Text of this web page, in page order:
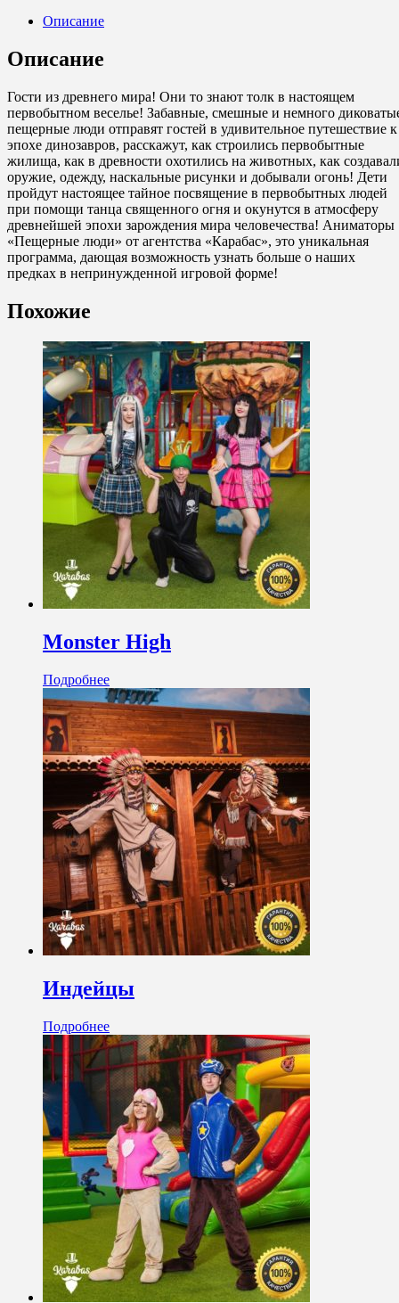
Описание
Описание
Гости из древнего мира! Они то знают толк в настоящем
первобытном веселье! Забавные, смешные и немного
пещерные люди отправят гостей в удивительное путешествие к
эпохе динозавров, расскажут, как строились первобытные
жилища, как в древности охотились на животных, как
оружие, одежду, наскальные рисунки и добывали огонь! Дети
пройдут настоящее тайное посвящение в первобытных людей
при помощи танца священного огня и окунутся в атмосферу
древнейшей эпохи зарождения мира человечества! Аниматоры
«Пещерные люди» от агентства «Карабас», это уникальная
программа, дающая возможность узнать больше о наших
предках в непринужденной игровой форме!
Похожие
Monster High
Подробнее
Индейцы
Подробнее